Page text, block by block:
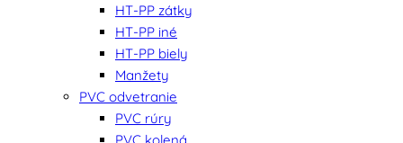
HT-PP zátky
HT-PP iné
HT-PP biely
Manžety
PVC odvetranie
PVC rúry